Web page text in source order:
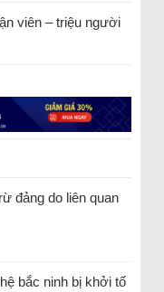
viên – triệu người
đảng do liên quan
bắc ninh bị khởi tố